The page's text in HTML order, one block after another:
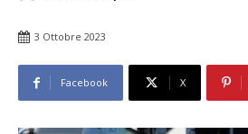
3 Ottobre 2023
Facebook X